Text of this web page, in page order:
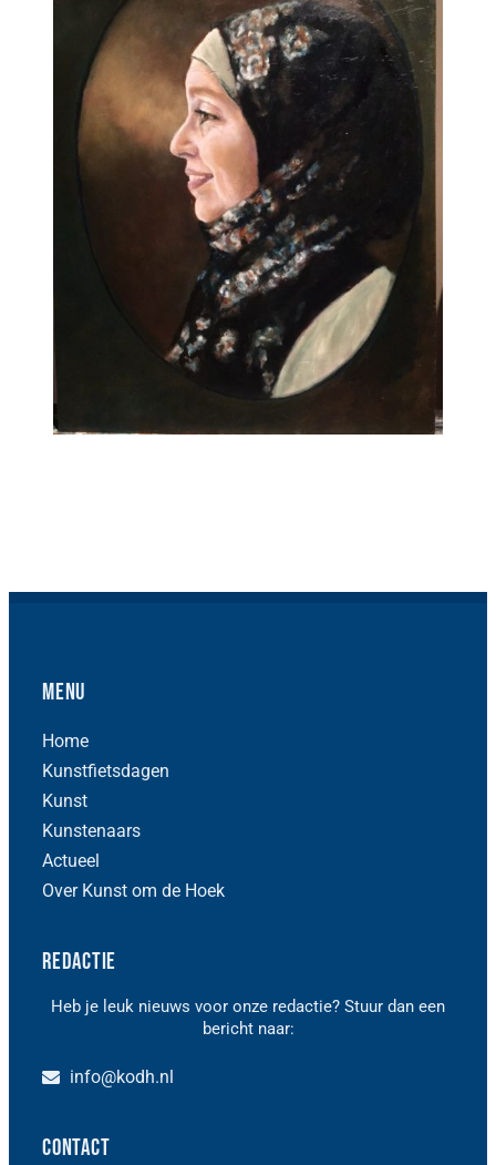
Menu
Home
Kunstfietsdagen
Kunst
Kunstenaars
Actueel
Over Kunst om de Hoek
Redactie
Heb je leuk nieuws voor onze redactie? Stuur dan een
bericht naar:
info@kodh.nl
Contact